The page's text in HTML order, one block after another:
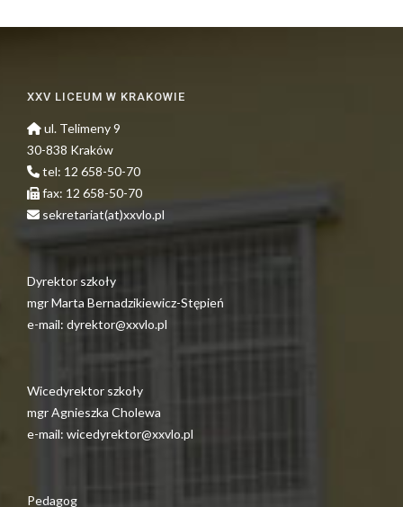
XXV LICEUM W KRAKOWIE
ul. Telimeny 9
30-838 Kraków
tel: 12 658-50-70
fax: 12 658-50-70
sekretariat(at)xxvlo.pl
Dyrektor szkoły
mgr Marta Bernadzikiewicz-Stępień
e-mail: dyrektor@xxvlo.pl
Wicedyrektor szkoły
mgr Agnieszka Cholewa
e-mail: wicedyrektor@xxvlo.pl
Pedagog